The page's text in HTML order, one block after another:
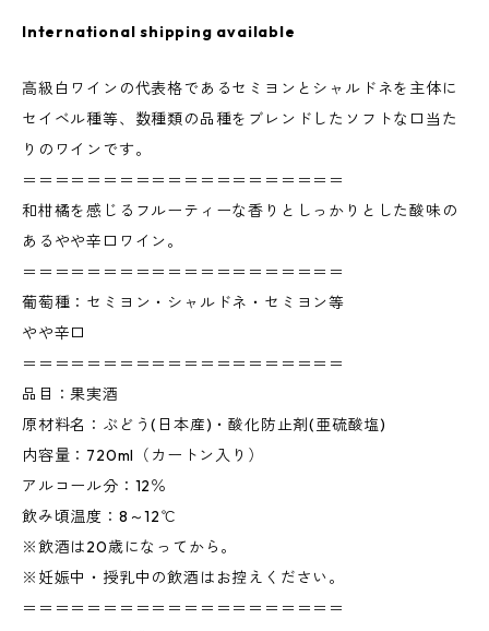
International shipping available
高級白ワインの代表格であるセミヨンとシャルドネを主体に
セイベル種等、数種類の品種をブレンドしたソフトな口当た
りのワインです。
＝＝＝＝＝＝＝＝＝＝＝＝＝＝＝＝＝＝＝＝
和柑橘を感じるフルーティーな香りとしっかりとした酸味の
あるやや辛口ワイン。
＝＝＝＝＝＝＝＝＝＝＝＝＝＝＝＝＝＝＝＝
葡萄種：セミヨン・シャルドネ・セミヨン等
やや辛口
＝＝＝＝＝＝＝＝＝＝＝＝＝＝＝＝＝＝＝＝
品目：果実酒
原材料名：ぶどう(日本産)・酸化防止剤(亜硫酸塩)
内容量：720ml（カートン入り）
アルコール分：12％
飲み頃温度：8～12℃
※飲酒は20歳になってから。
※妊娠中・授乳中の飲酒はお控えください。
＝＝＝＝＝＝＝＝＝＝＝＝＝＝＝＝＝＝＝＝